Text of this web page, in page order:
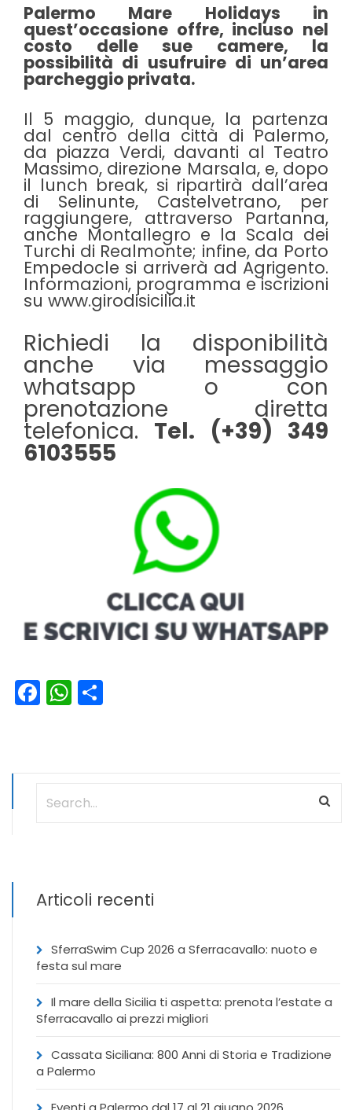
Palermo Mare Holidays in
quest’occasione offre, incluso nel
costo delle sue camere, la
possibilità di usufruire di un’area
parcheggio privata.
Il 5 maggio, dunque, la partenza
dal centro della città di Palermo,
da piazza Verdi, davanti al Teatro
Massimo, direzione Marsala, e, dopo
il lunch break, si ripartirà dall’area
di Selinunte, Castelvetrano, per
raggiungere, attraverso Partanna,
anche Montallegro e la Scala dei
Turchi di Realmonte; infine, da Porto
Empedocle si arriverà ad Agrigento.
Informazioni, programma e iscrizioni
su www.girodisicilia.it
Richiedi la disponibilità
anche via messaggio
whatsapp o con
prenotazione diretta
telefonica. Tel. (+39) 349
6103555
Facebook
WhatsApp
Articoli recenti
SferraSwim Cup 2026 a Sferracavallo: nuoto e
festa sul mare
Il mare della Sicilia ti aspetta: prenota l’estate a
Sferracavallo ai prezzi migliori
Cassata Siciliana: 800 Anni di Storia e Tradizione
a Palermo